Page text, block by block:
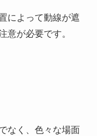
によって動線が遮
意が必要です。
なく、色々な場面